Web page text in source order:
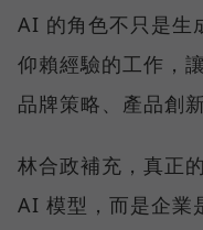
AI 的角色不只是生
仰賴經驗的工作，
品牌策略、產品創
林合政補充，真正
AI 模型，而是企業